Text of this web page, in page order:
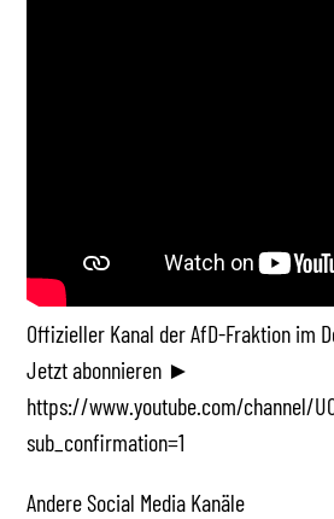
Offizieller Kanal der AfD-Fraktion im
Jetzt abonnieren ►
https://www.youtube.com/channel/
sub_confirmation=1
Andere Social Media Kanäle